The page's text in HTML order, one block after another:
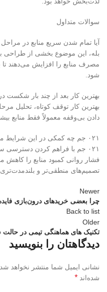
سوالات متداول
آیا تمام شدن سریع منابع در
بله، این موضوع بخشی از
مصرف منابع را افزایش می‌دهند تا
شود
بهترین کار بعد از چند بار
بهترین کار توقف کوتاه، تحلیل
دادن بی‌وقفه معمولاً فقط منابع
۰۲۱ جم چه کمکی در این شرایط
۰۲۱ جم با فراهم کردن دسترسی
فشار روانی کمبود منابع را
تصمیم‌های منطقی‌تر و بلندمدت‌تری
Newer
چرا بعضی خریدهای درون‌بازی
Back to list
Older
تکنیک های هماهنگی تیمی در حالت Gem Grab
دیدگاهتان را بنویسید
نشانی ایمیل شما منتشر نخواهد شد.
شده‌اند *